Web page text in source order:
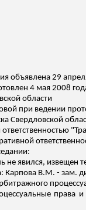
объявлена 29
4 мая 2008
области
при ведении
Свердловской
не явился, извещен
Карпова В.М. - зам.
права